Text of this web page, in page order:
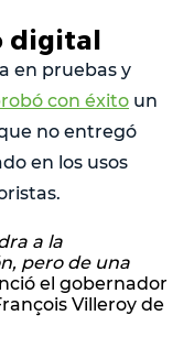
digital
en pruebas y
con éxito un
no entregó
en los usos
a la
pero de una
el gobernador
Villeroy de